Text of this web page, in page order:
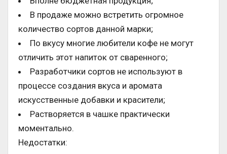
В продаже можно встретить огромное
количество сортов данной марки;
По вкусу многие любители кофе не могут
отличить этот напиток от сваренного;
Разработчики сортов не используют в
процессе создания вкуса и аромата
искусственные добавки и красители;
Растворяется в чашке практически
моментально.
Недостатки: